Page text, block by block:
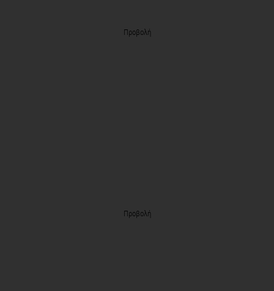
Προβολή
Προβολή